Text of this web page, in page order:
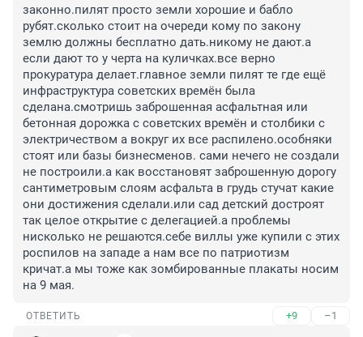
законно.пилят просто земли хорошие и бабло
рубят.сколько стоит на очереди кому по закону
землю должны бесплатно дать.никому не дают.а
если дают то у черта на куличках.все верно
прокуратура делает.главное земли пилят те где ещё
инфраструктура советских времён была
сделана.смотришь заброшенная асфальтная или
бетонная дорожка с советских времён и столбики с
электричеством а вокруг их все распилено.особняки
стоят или базы бизнесменов. сами нечего не создали
не построили.а как восстановят заброшенную дорогу
сантиметровым слоям асфальта в грудь стучат какие
они достижения сделали.или сад детский достроят
так целое открытие с делегацией.а проблемы
нисколько не решаются.себе виллы уже купили с этих
роспилов на западе а нам все по патриотизм
кричат.а мы тоже как зомбированные плакаты носим
на 9 мая.
ОТВЕТИТЬ +9 –1